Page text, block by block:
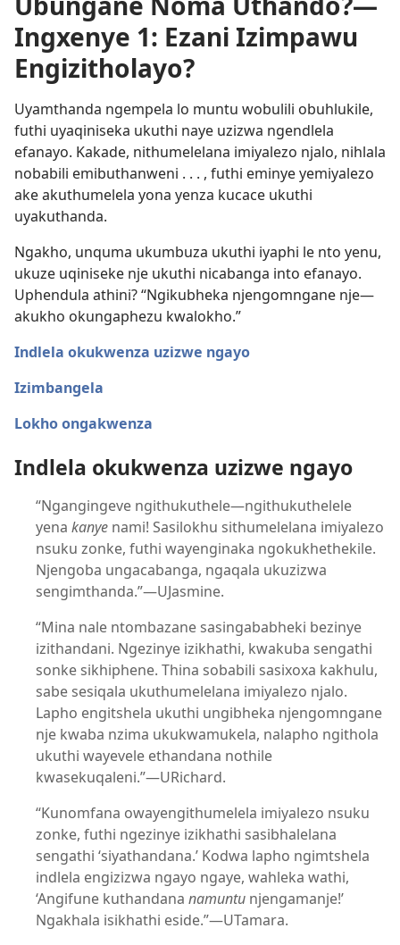
Ingxenye 1: Ezani Izimpawu
Engizitholayo?
Uyamthanda ngempela lo muntu wobulili obuhlukile,
futhi uyaqiniseka ukuthi naye uzizwa ngendlela
efanayo. Kakade, nithumelelana imiyalezo njalo, nihlala
nobabili emibuthanweni . . . , futhi eminye yemiyalezo
ake akuthumelela yona yenza kucace ukuthi
uyakuthanda.
Ngakho, unquma ukumbuza ukuthi iyaphi le nto yenu,
ukuze uqiniseke nje ukuthi nicabanga into efanayo.
Uphendula athini? “Ngikubheka njengomngane nje​—
akukho okungaphezu kwalokho.”
Indlela okukwenza uzizwe ngayo
Izimbangela
Lokho ongakwenza
Indlela okukwenza uzizwe ngayo
“Ngangingeve ngithukuthele—ngithukuthelele
yena kanye nami! Sasilokhu sithumelelana imiyalezo
nsuku zonke, futhi wayenginaka ngokukhethekile.
Njengoba ungacabanga, ngaqala ukuzizwa
sengimthanda.”—UJasmine.
“Mina nale ntombazane sasingababheki bezinye
izithandani. Ngezinye izikhathi, kwakuba sengathi
sonke sikhiphene. Thina sobabili sasixoxa kakhulu,
sabe sesiqala ukuthumelelana imiyalezo njalo.
Lapho engitshela ukuthi ungibheka njengomngane
nje kwaba nzima ukukwamukela, nalapho ngithola
ukuthi wayevele ethandana nothile
kwasekuqaleni.”—URichard.
“Kunomfana owayengithumelela imiyalezo nsuku
zonke, futhi ngezinye izikhathi sasibhalelana
sengathi ‘siyathandana.’ Kodwa lapho ngimtshela
indlela engizizwa ngayo ngaye, wahleka wathi,
‘Angifune kuthandana namuntu njengamanje!’
Ngakhala isikhathi eside.”​—UTamara.